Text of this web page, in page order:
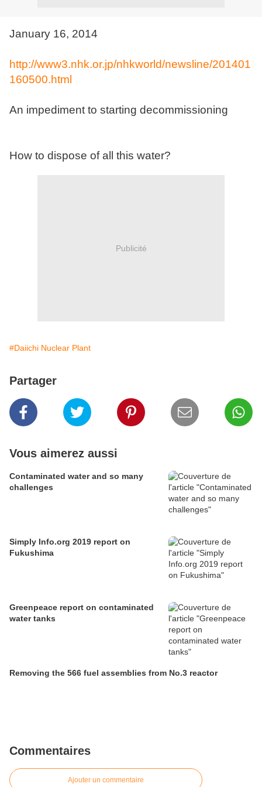
January 16, 2014
http://www3.nhk.or.jp/nhkworld/newsline/201401
160500.html
An impediment to starting decommissioning
How to dispose of all this water?
Publicité
#Daiichi Nuclear Plant
Partager
Vous aimerez aussi
Contaminated water and so many
challenges
Simply Info.org 2019 report on
Fukushima
Greenpeace report on contaminated
water tanks
Removing the 566 fuel assemblies from No.3 reactor
Commentaires
Ajouter un commentaire